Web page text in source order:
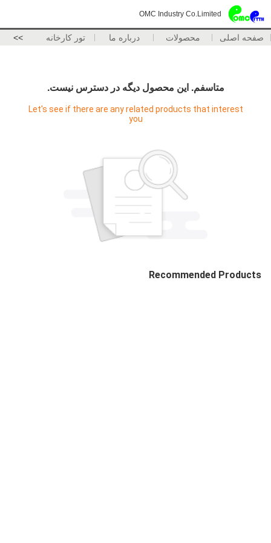
OMC Industry Co.Limited
صفحه اصلی محصولات درباره ما تور کارخانه >>
متاسفم. اين محصول ديگه در دسترس نيست.
Let's see if there are any related products that interest
you
Recommended Products